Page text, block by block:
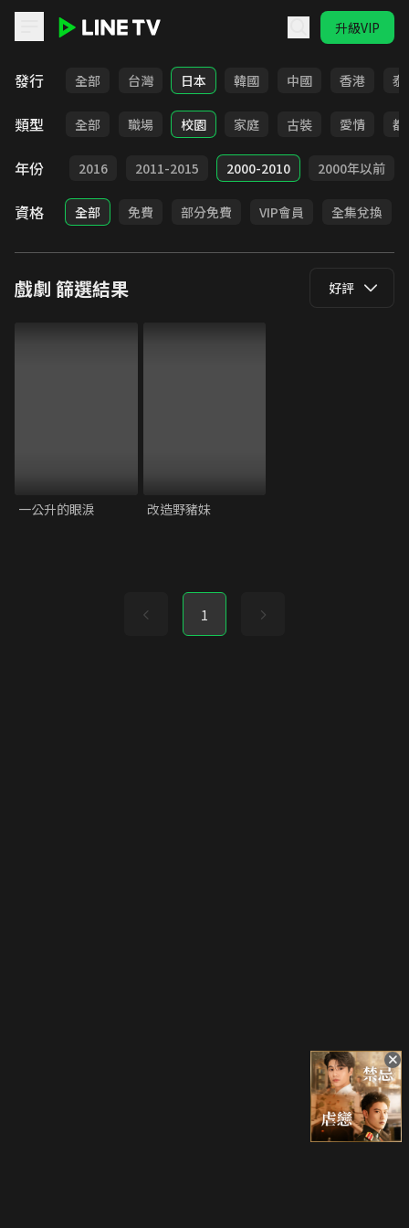
升級VIP
發行 全部 台灣 日本 韓國 中國 香港 泰
類型 全部 職場 校園 家庭 古裝 愛情 都
年份
2017 2016 2011-2015 2000-2010 2000年以前
資格 全部 免費 部分免費 VIP會員 全集兌換
戲劇 篩選結果 好評
一公升的眼淚 改造野豬妹
1